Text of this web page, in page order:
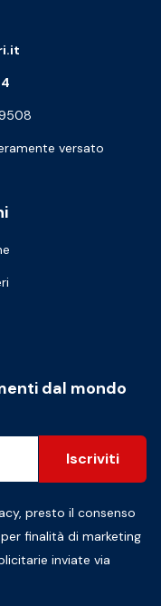
versato
dal mondo
Iscriviti
, presto il consenso
finalità di marketing
inviate via